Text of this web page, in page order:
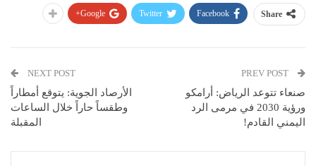
Share
Facebook
Twitter
Google+
صنعاء تتوعد الرياض: أرامكو
ورؤية 2030 في مرمى الرد
اليمني القادم!
NEXT POST
الأرصاد الجوية: يتوقع أمطاراً
وطقساً حاراً خلال الساعات
المقبلة